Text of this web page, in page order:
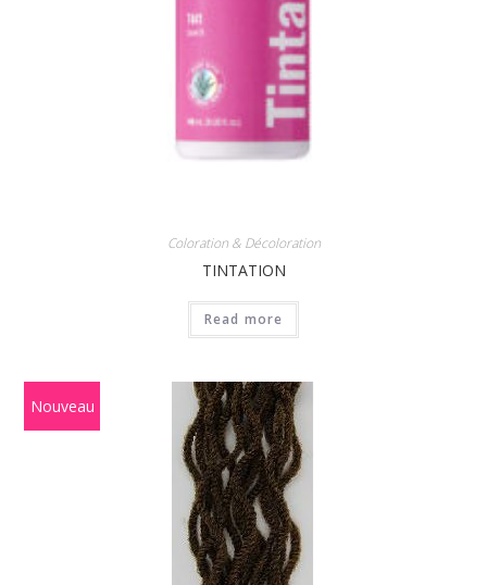
Coloration & Décoloration
TINTATION
Read more
Nouveau